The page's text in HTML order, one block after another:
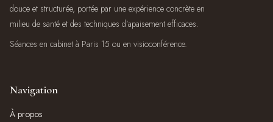
douce et structurée, portée par une expérience concrète en
milieu de santé et des techniques d’apaisement efficaces.
Séances en cabinet à Paris 15 ou en visioconférence.
Navigation
À propos